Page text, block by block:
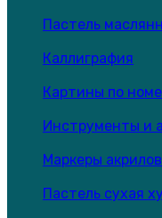
Пастель
Каллиграфия
Картины по
Инструменты и
Маркеры
Пастель сухая